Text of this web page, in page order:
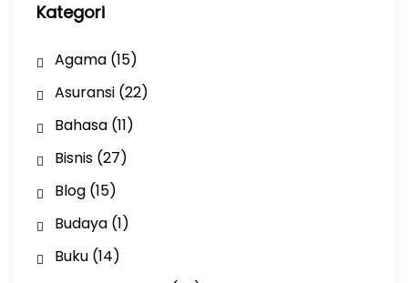
Kategori
Agama(15)
Asuransi(22)
Bahasa(11)
Bisnis(27)
Blog(15)
Budaya(1)
Buku(14)